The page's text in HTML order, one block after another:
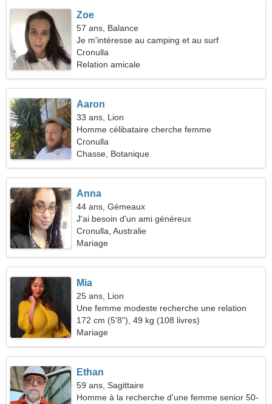
Zoe
57 ans, Balance
Je m'intéresse au camping et au surf
Cronulla
Relation amicale
Aaron
33 ans, Lion
Homme célibataire cherche femme
Cronulla
Chasse, Botanique
Anna
44 ans, Gémeaux
J'ai besoin d'un ami généreux
Cronulla, Australie
Mariage
Mia
25 ans, Lion
Une femme modeste recherche une relation
durable
172 cm (5'8"), 49 kg (108 livres)
Mariage
Ethan
59 ans, Sagittaire
Homme à la recherche d'une femme senior 50-